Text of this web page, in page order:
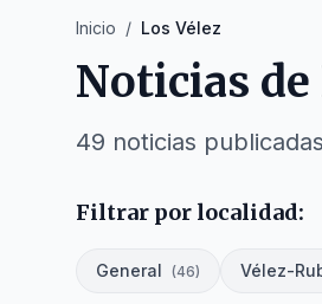
Inicio / Los Vélez
Noticias de
49 noticias publicadas
Filtrar por localidad:
General (46) Vélez-